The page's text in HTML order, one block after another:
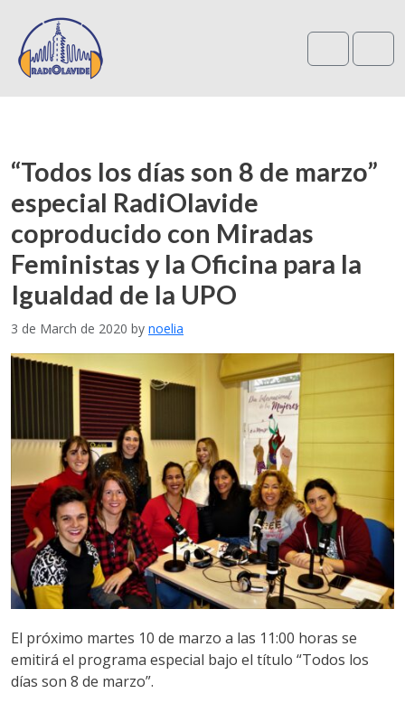
“Todos los días son 8 de marzo”
especial RadiOlavide
coproducido con Miradas
Feministas y la Oficina para la
Igualdad de la UPO
3 de March de 2020 by noelia
El próximo martes 10 de marzo a las 11:00 horas se
emitirá el programa especial bajo el título “Todos los
días son 8 de marzo”.